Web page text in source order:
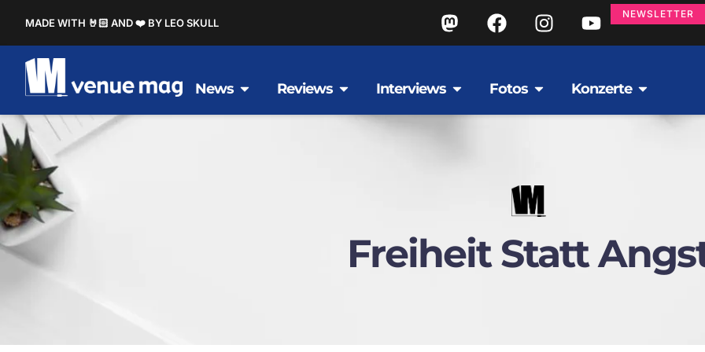
MADE WITH 🤘🏻 AND ❤️ BY LEO SKULL
NEWSLETTER
News Reviews Interviews Fotos Konzerte
Freiheit Statt